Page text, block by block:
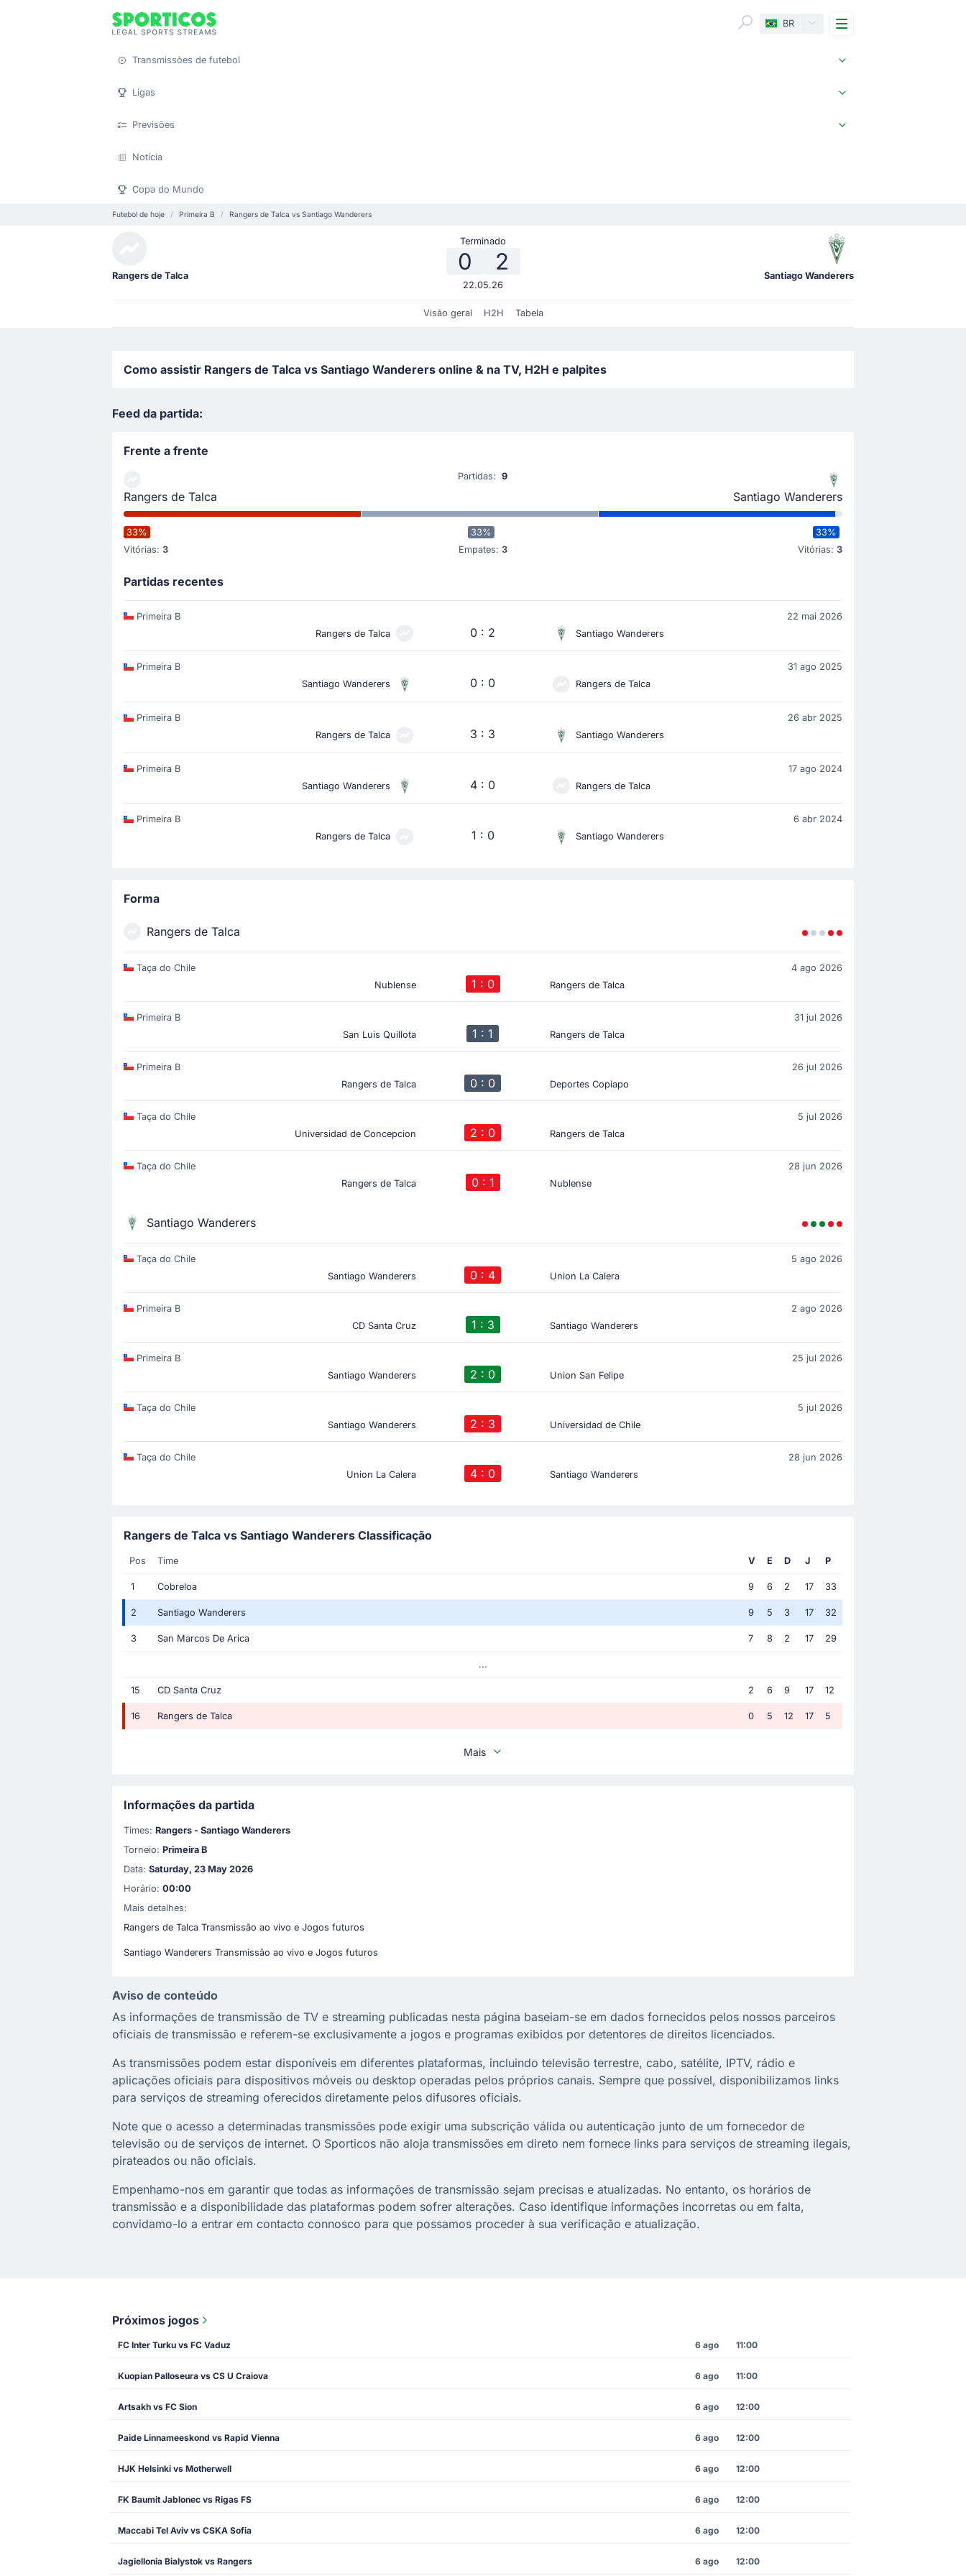
BR Menu
Transmissões de futebol
Ligas
Previsões
Notícia
Copa do Mundo
Futebol de hoje Primeira B Rangers de Talca vs Santiago Wanderers
Rangers de Talca
Terminado
0 2
22.05.26
Santiago Wanderers
Visão geral H2H Tabela
Como assistir Rangers de Talca vs Santiago Wanderers online & na TV, H2H e palpites
Feed da partida:
Frente a frente
Rangers de Talca
Partidas:9
Santiago Wanderers
33%
Vitórias: 3
33%
Empates: 3
33%
Vitórias: 3
Partidas recentes
Primeira B
22 mai 2026
Rangers de Talca
0 : 2 Santiago Wanderers
Primeira B
31 ago 2025
Santiago Wanderers
0 : 0 Rangers de Talca
Primeira B
26 abr 2025
Rangers de Talca
3 : 3 Santiago Wanderers
Primeira B
17 ago 2024
Santiago Wanderers
4 : 0 Rangers de Talca
Primeira B
6 abr 2024
Rangers de Talca
1 : 0 Santiago Wanderers
Forma
Rangers de Talca
Taça do Chile
4 ago 2026
Nublense
1 : 0 Rangers de Talca
Primeira B
31 jul 2026
San Luis Quillota
1 : 1 Rangers de Talca
Primeira B
26 jul 2026
Rangers de Talca
0 : 0 Deportes Copiapo
Taça do Chile
5 jul 2026
Universidad de Concepcion
2 : 0 Rangers de Talca
Taça do Chile
28 jun 2026
Rangers de Talca
0 : 1 Nublense
Santiago Wanderers
Taça do Chile
5 ago 2026
Santiago Wanderers
0 : 4 Union La Calera
Primeira B
2 ago 2026
CD Santa Cruz
1 : 3 Santiago Wanderers
Primeira B
25 jul 2026
Santiago Wanderers
2 : 0 Union San Felipe
Taça do Chile
5 jul 2026
Santiago Wanderers
2 : 3 Universidad de Chile
Taça do Chile
28 jun 2026
Union La Calera
4 : 0 Santiago Wanderers
Rangers de Talca vs Santiago Wanderers Classificação
Pos Time V E D J P
1 Cobreloa 9 6 2 17 33
2 Santiago Wanderers 9 5 3 17 32
3 San Marcos De Arica 7 8 2 17 29
...
15 CD Santa Cruz 2 6 9 17 12
16 Rangers de Talca 0 5 12 17 5
Mais
Informações da partida
Times: Rangers - Santiago Wanderers
Torneio: Primeira B
Data: Saturday, 23 May 2026
Horário: 00:00
Mais detalhes:
Rangers de Talca Transmissão ao vivo e Jogos futuros
Santiago Wanderers Transmissão ao vivo e Jogos futuros
Aviso de conteúdo
As informações de transmissão de TV e streaming publicadas nesta página baseiam-se em dados fornecidos pelos nossos parceiros
oficiais de transmissão e referem-se exclusivamente a jogos e programas exibidos por detentores de direitos licenciados.
As transmissões podem estar disponíveis em diferentes plataformas, incluindo televisão terrestre, cabo, satélite, IPTV, rádio e
aplicações oficiais para dispositivos móveis ou desktop operadas pelos próprios canais. Sempre que possível, disponibilizamos links
para serviços de streaming oferecidos diretamente pelos difusores oficiais.
Note que o acesso a determinadas transmissões pode exigir uma subscrição válida ou autenticação junto de um fornecedor de
televisão ou de serviços de internet. O Sporticos não aloja transmissões em direto nem fornece links para serviços de streaming ilegais,
pirateados ou não oficiais.
Empenhamo-nos em garantir que todas as informações de transmissão sejam precisas e atualizadas. No entanto, os horários de
transmissão e a disponibilidade das plataformas podem sofrer alterações. Caso identifique informações incorretas ou em falta,
convidamo-lo a entrar em contacto connosco para que possamos proceder à sua verificação e atualização.
Próximos jogos
FC Inter Turku vs FC Vaduz 6 ago 11:00
Kuopian Palloseura vs CS U Craiova 6 ago 11:00
Artsakh vs FC Sion 6 ago 12:00
Paide Linnameeskond vs Rapid Vienna 6 ago 12:00
HJK Helsinki vs Motherwell 6 ago 12:00
FK Baumit Jablonec vs Rigas FS 6 ago 12:00
Maccabi Tel Aviv vs CSKA Sofia 6 ago 12:00
Jagiellonia Bialystok vs Rangers 6 ago 12:00